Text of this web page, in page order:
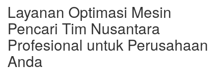
Layanan Optimasi Mesin
Pencari Tim Nusantara
Profesional untuk Perusahaan
Anda